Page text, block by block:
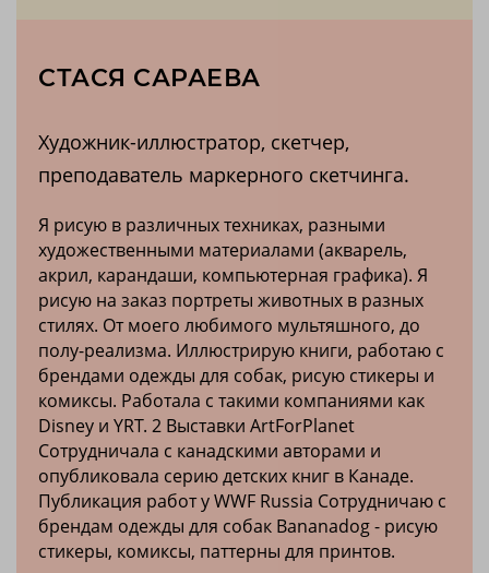
СТАСЯ САРАЕВА
Художник-иллюстратор, скетчер,
преподаватель маркерного скетчинга.
Я рисую в различных техниках, разными
художественными материалами (акварель,
акрил, карандаши, компьютерная графика). Я
рисую на заказ портреты животных в разных
стилях. От моего любимого мультяшного, до
полу-реализма. Иллюстрирую книги, работаю с
брендами одежды для собак, рисую стикеры и
комиксы. Работала с такими компаниями как
Disney и YRT. 2 Выставки ArtForPlanet
Сотрудничала с канадскими авторами и
опубликовала серию детских книг в Канаде.
Публикация работ у WWF Russia Сотрудничаю с
брендам одежды для собак Bananadog - рисую
стикеры, комиксы, паттерны для принтов.